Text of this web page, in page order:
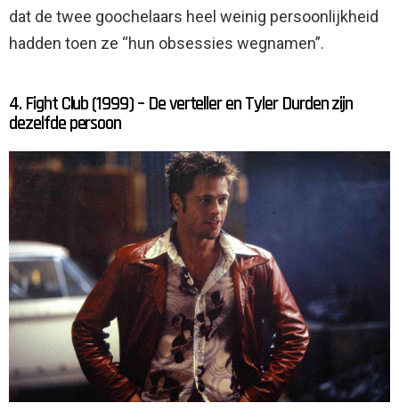
dat de twee goochelaars heel weinig persoonlijkheid
hadden toen ze “hun obsessies wegnamen”.
4. Fight Club (1999) – De verteller en Tyler Durden zijn
dezelfde persoon